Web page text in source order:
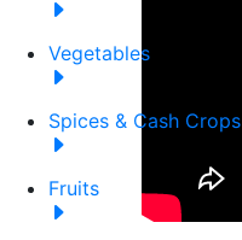
Vegetables
Spices & Cash Crops
Fruits